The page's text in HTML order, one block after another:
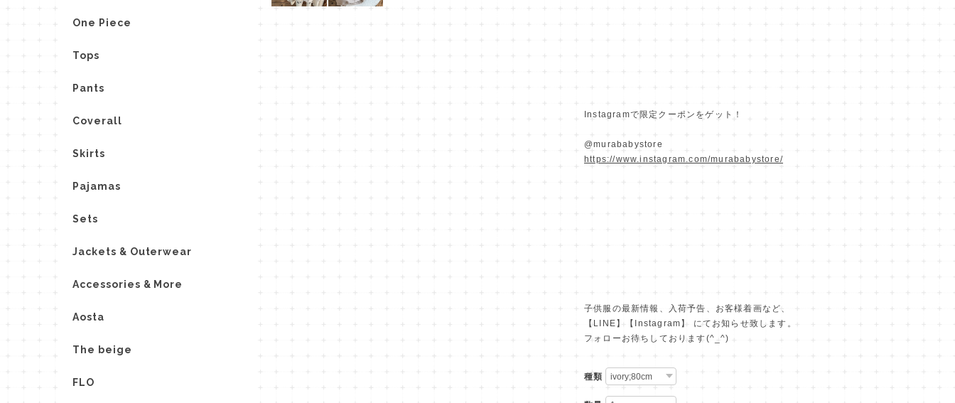
Instagramで限定クーポンをゲット！
@murababystore
https://www.instagram.com/murababystore/
子供服の最新情報、入荷予告、お客様着画など、
【LINE】【Instagram】 にてお知らせ致します。
フォローお待ちしております(^_^)
種類
One Piece
Tops
Pants
Coverall
Skirts
Pajamas
Sets
Jackets & Outerwear
Accessories & More
Aosta
The beige
FLO